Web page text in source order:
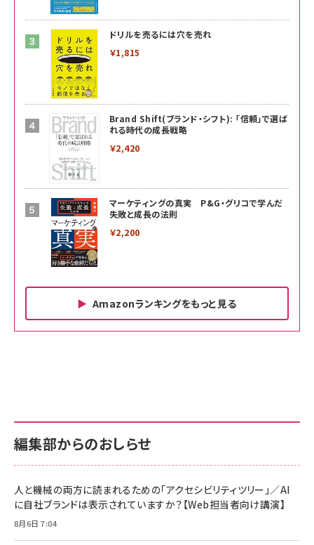
ドリルを売るには穴を売れ
￥1,815
Brand Shift(ブランド・シフト): 「信頼」で選ば
れる時代の成長戦略
￥2,420
マーケティングの真実 P&G・グリコで学んだ
失敗と成長の法則
￥2,200
Amazonランキングをもっと見る
￥880
anan(アンアン)2026/06/24号 No.2500増刊
スペシャルエディション[王道エンタメの矜持／
￥1,100
年後半、あなたの恋と運命／山田涼介]
サポート正規品 メーカー保証5年 KLMEA128G
NIMASO ガラスフィルム iPhone 17 用 保護フィ
すい ガイド枠付き いPhone17 (6.3インチ) 対応
2枚セット DSP25F1698
￥1,599
【New】Amazon Fire TV Stick HD | 手軽にスト
サポート正規品 メーカー保証5年 KLMEA128G
Amazon eギフトカード - Amazonロゴ - クラ
￥5,000
ケーブル Anker絡まないケーブル 240W 結束バン
編集部からのおしらせ
人と機械の両方に読まれるための「アクセシビリティツリー」／AI
に自社ブランドは表示されていますか？【Web担当者向け講演】
8月6日 7:04